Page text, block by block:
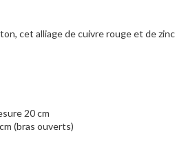
cet alliage de cuivre rouge et de
20 cm
(bras ouverts)